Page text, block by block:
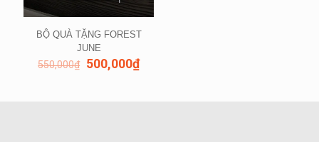
BỘ QUÀ TẶNG FOREST
JUNE
550,000₫ 500,000₫